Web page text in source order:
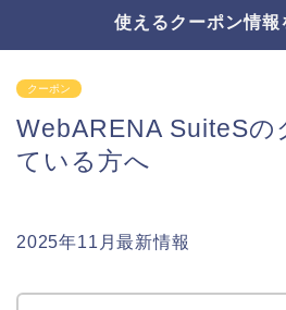
使えるクーポン情報
クーポン
WebARENA SuiteSの
ている方へ
2025年11月最新情報